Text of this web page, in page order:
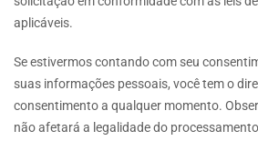
aplicáveis.
Se estivermos contando com seu
suas informações pessoais, você tem o
consentimento a qualquer momento.
não afetará a legalidade do